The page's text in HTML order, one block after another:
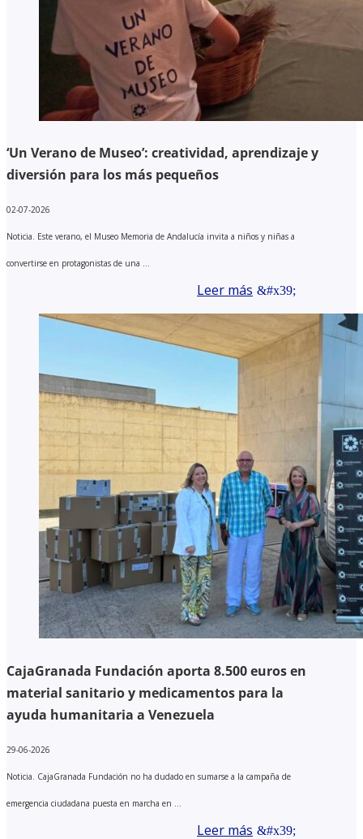
‘Un Verano de Museo’: creatividad, aprendizaje y
diversión para los más pequeños
02-07-2026
Noticia. Este verano, el Museo Memoria de Andalucía invita a niños y niñas a
convertirse en protagonistas de una ...
Leer más
CajaGranada Fundación aporta 8.500 euros en
material sanitario y medicamentos para la
ayuda humanitaria a Venezuela
29-06-2026
Noticia. CajaGranada Fundación no ha dudado en sumarse a la campaña de
emergencia ciudadana puesta en marcha en ...
Leer más